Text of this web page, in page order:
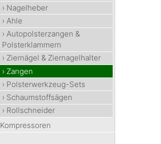
› Nagelheber
› Ahle
› Autopolsterzangen &
Polsterklammern
› Ziernägel & Ziernagelhalter
› Zangen
› Polsterwerkzeug-Sets
› Schaumstoffsägen
› Rollschneider
Kompressoren